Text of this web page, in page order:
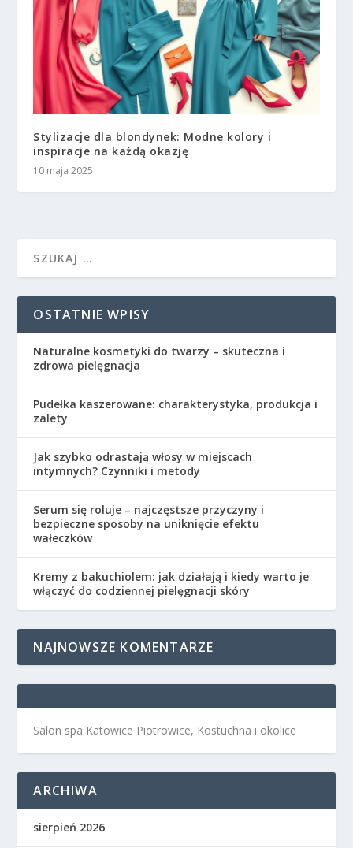
Stylizacje dla blondynek: Modne kolory i
inspiracje na każdą okazję
10 maja 2025
OSTATNIE WPISY
Naturalne kosmetyki do twarzy – skuteczna i
zdrowa pielęgnacja
Pudełka kaszerowane: charakterystyka, produkcja i
zalety
Jak szybko odrastają włosy w miejscach
intymnych? Czynniki i metody
Serum się roluje – najczęstsze przyczyny i
bezpieczne sposoby na uniknięcie efektu
wałeczków
Kremy z bakuchiolem: jak działają i kiedy warto je
włączyć do codziennej pielęgnacji skóry
NAJNOWSZE KOMENTARZE
Salon spa Katowice Piotrowice, Kostuchna i okolice
ARCHIWA
sierpień 2026